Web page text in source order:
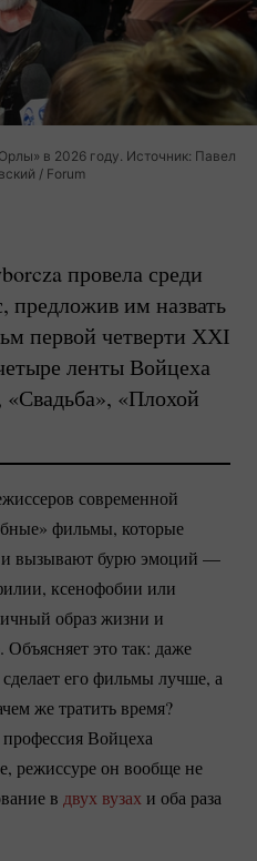
в 2026 году. Источник: Павел
/ Forum
провела среди
предложив им назвать
первой четверти ХХІ
ленты Войцеха
«Плохой
современной
фильмы, которые
и вызывают бурю эмоций —
ксенофобии или
образ жизни и
это так: даже
его фильмы лучше, а
же тратить время?
Войцеха
режиссуре он вообще не
в двух вузах и оба раза